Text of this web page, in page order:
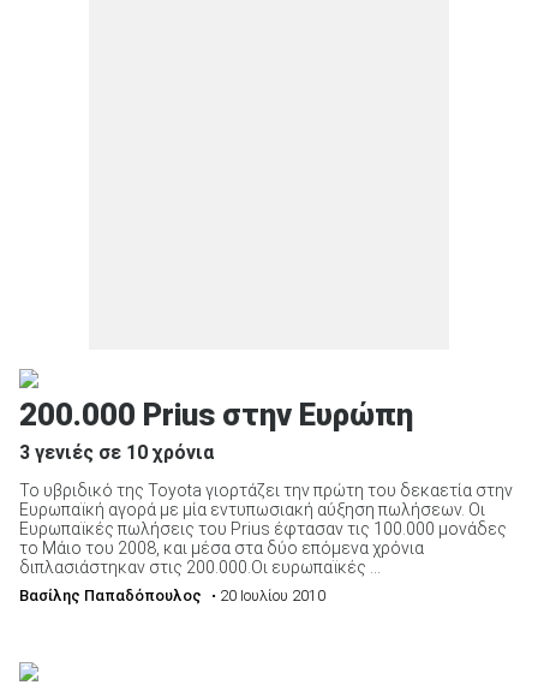
200.000 Prius στην Ευρώπη
3 γενιές σε 10 χρόνια
Το υβριδικό της Toyota γιορτάζει την πρώτη του δεκαετία στην
Ευρωπαϊκή αγορά με μία εντυπωσιακή αύξηση πωλήσεων. Οι
Ευρωπαϊκές πωλήσεις του Prius έφτασαν τις 100.000 μονάδες
το Μάιο του 2008, και μέσα στα δύο επόμενα χρόνια
διπλασιάστηκαν στις 200.000.Οι ευρωπαϊκές ...
Βασίλης Παπαδόπουλος • 20 Ιουλίου 2010